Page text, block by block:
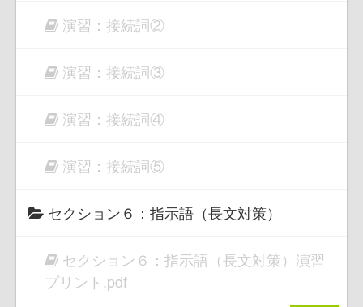
演習：接続詞②
演習：接続詞③
演習：接続詞④
演習：接続詞⑤
セクション６：指示語（長文対策）
セクション６：指示語（長文対策）演習
プリント.pdf